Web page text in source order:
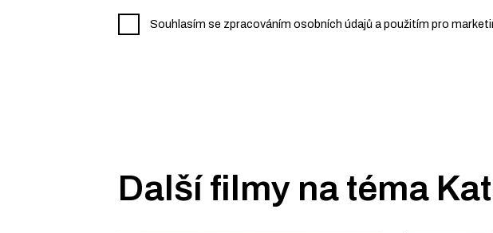
Souhlasím se zpracováním osobních údajů a použitím pro
Další filmy na téma